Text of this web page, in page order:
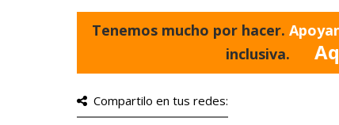
Tenemos mucho por hacer.
inclusiva.
Compartilo en tus redes: